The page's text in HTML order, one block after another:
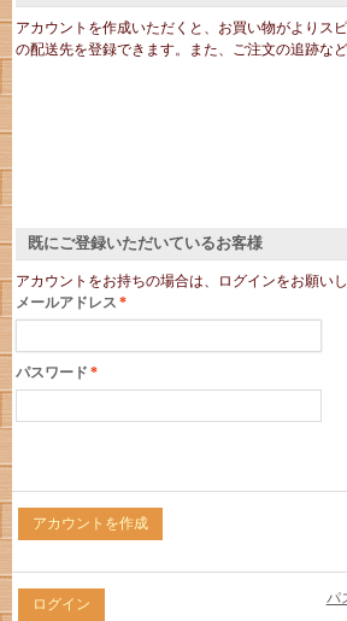
アカウントを作成いただくと、お買い物がよりス
の配送先を登録できます。また、ご注文の追跡など
既にご登録いただいているお客様
アカウントをお持ちの場合は、ログインをお願いし
*
メールアドレス
*
パスワード
アカウントを作成
パ
ログイン